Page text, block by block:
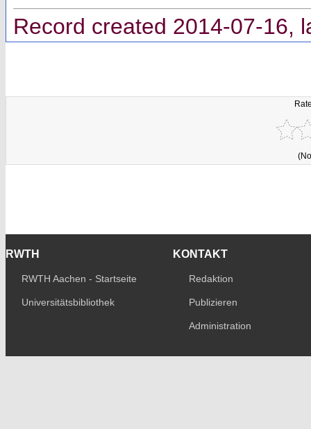
Record created 2014-07-16,
RWTH
RWTH Aachen - Startseite
Universitätsbibliothek
KONTAKT
Redaktion
Publizieren
Administration